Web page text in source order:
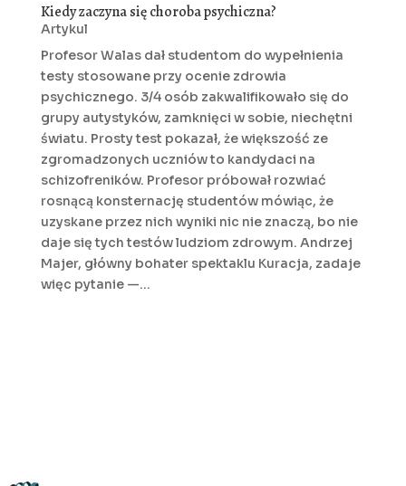
Kiedy zaczyna się choroba psychiczna?
Artykul
Profesor Walas dał studentom do wypełnienia
testy stosowane przy ocenie zdrowia
psychicznego. 3/4 osób zakwalifikowało się do
grupy autystyków, zamknięci w sobie, niechętni
światu. Prosty test pokazał, że większość ze
zgromadzonych uczniów to kandydaci na
schizofreników. Profesor próbował rozwiać
rosnącą konsternację studentów mówiąc, że
uzyskane przez nich wyniki nic nie znaczą, bo nie
daje się tych testów ludziom zdrowym. Andrzej
Majer, główny bohater spektaklu Kuracja, zadaje
więc pytanie —...